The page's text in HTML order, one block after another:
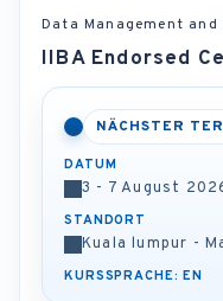
Data Management
IIBA Endorsed
NÄCHSTER
DATUM
3 - 7 August
STANDORT
Kuala lumpur -
KURSSPRACHE: EN